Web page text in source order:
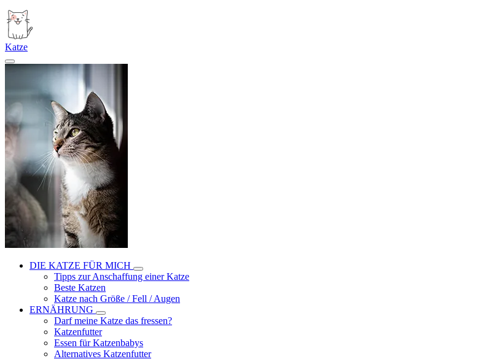
Katze
DIE KATZE FÜR MICH
Tipps zur Anschaffung einer Katze
Beste Katzen
Katze nach Größe / Fell / Augen
ERNÄHRUNG
Darf meine Katze das fressen?
Katzenfutter
Essen für Katzenbabys
Alternatives Katzenfutter